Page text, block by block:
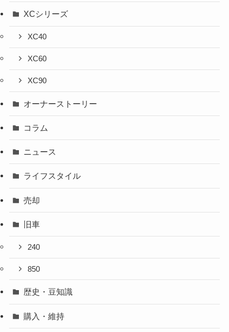
XCシリーズ
XC40
XC60
XC90
オーナーストーリー
コラム
ニュース
ライフスタイル
売却
旧車
240
850
歴史・豆知識
購入・維持